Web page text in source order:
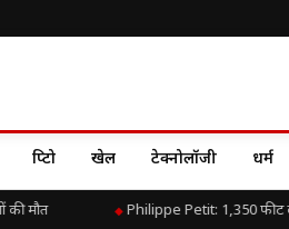
क्रिप्टो खेल टेक्नोलॉजी धर्म
Philippe Petit: 1,350 फीट